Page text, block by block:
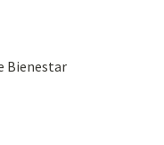
Bienestar